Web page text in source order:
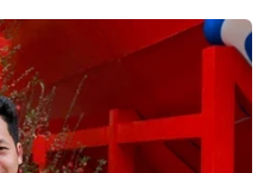
Gieo mầm tình yêu biển,
đảo nơi miền châu thổ
sông Hồng
07/08/2026 04:29